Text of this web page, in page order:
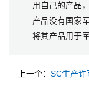
用自己的产品
产品没有国家
将其产品用于
上一个： SC生产许